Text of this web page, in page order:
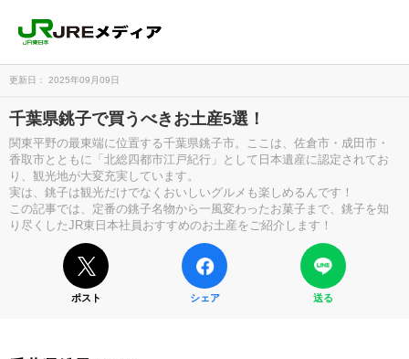
更新日： 2025年09月09日
千葉県銚子で買うべきお土産5選！
関東平野の最東端に位置する千葉県銚子市。ここは、佐倉市・成田市・
香取市とともに「北総四都市江戸紀行」として日本遺産に認定されてお
り、観光地が大変充実しています。
実は、銚子は観光だけでなくおいしいグルメも楽しめるんです！
この記事では、定番の銚子名物から一風変わったお菓子まで、銚子を知
り尽くしたJR東日本社員おすすめのお土産をご紹介します！
ポスト シェア 送る